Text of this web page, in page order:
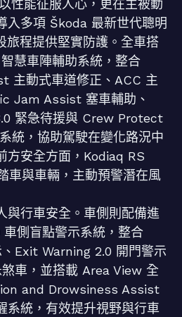
性能征服人心，更在主被動
入多項 Škoda 最新世代聰明
旅程提供堅實防護。全車搭
慧車陣輔助系統，整合
主動式車道修正、ACC 主
Jam Assist 塞車輔助、
緊急待援與 Crew Protect
統，協助駕駛在變化路況中
方安全方面，Kodiaq RS
車與車輛，主動預警潛在風
與行車安全。車側則配備進
側盲點警示系統，整合
Exit Warning 2.0 開門警示
車，並搭載 Area View 全
and Drowsiness Assist
系統，有效提升視野與行車